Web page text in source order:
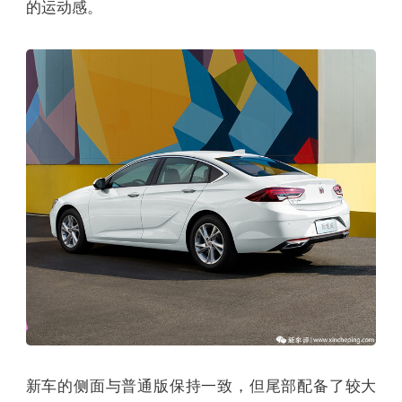
的运动感。
新车的侧面与普通版保持一致，但尾部配备了较大